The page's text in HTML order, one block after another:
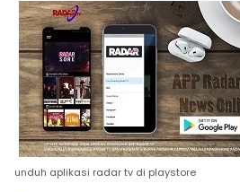
unduh aplikasi radar tv di playstore